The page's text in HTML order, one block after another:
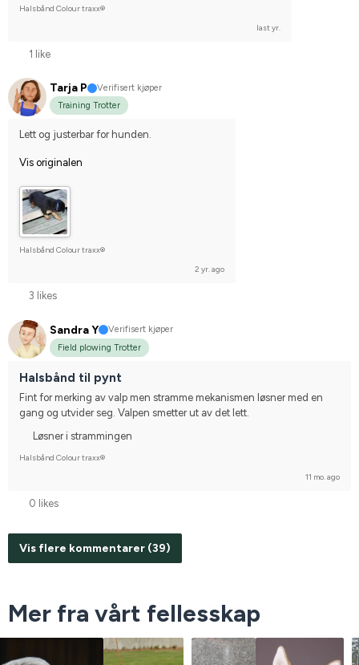
Halsbånd Colour traxx®
last yr.
1 like
Tarja P
Verifisert kjøper
Training Trotter
Lett og justerbar for hunden.
Vis originalen
Halsbånd Colour traxx®
2 yr. ago
3 likes
Sandra Y
Verifisert kjøper
Field plowing Trotter
Halsbånd til pynt
Fint for merking av valp men stramme mekanismen løsner med en
gang og utvider seg. Valpen smetter ut av det lett.
Løsner i strammingen
Halsbånd Colour traxx®
11 mo. ago
0 likes
Vis flere kommentarer (39)
Mer fra vårt fellesskap